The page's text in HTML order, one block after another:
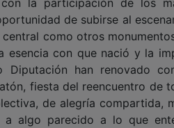
la participación de los
de subirse al
como otros
esencia con que nació y la
Diputación han renovado
fiesta del reencuentro de
de alegría compartida,
algo parecido a lo que